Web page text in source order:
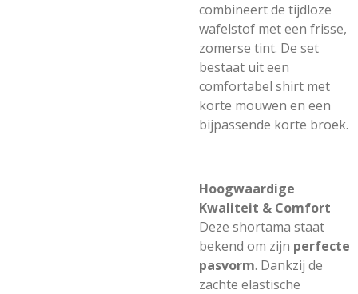
combineert de tijdloze
wafelstof met een frisse,
zomerse tint. De set
bestaat uit een
comfortabel shirt met
korte mouwen en een
bijpassende korte broek.
Hoogwaardige
Kwaliteit & Comfort
Deze shortama staat
bekend om zijn perfecte
pasvorm. Dankzij de
zachte elastische